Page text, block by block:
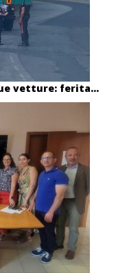
vetture: ferita...